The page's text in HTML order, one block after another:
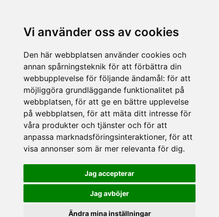
Vi använder oss av cookies
Den här webbplatsen använder cookies och
annan spårningsteknik för att förbättra din
webbupplevelse för följande ändamål: för att
möjliggöra grundläggande funktionalitet på
webbplatsen, för att ge en bättre upplevelse
på webbplatsen, för att mäta ditt intresse för
våra produkter och tjänster och för att
anpassa marknadsföringsinteraktioner, för att
visa annonser som är mer relevanta för dig.
Jag accepterar
Jag avböjer
Ändra mina inställningar